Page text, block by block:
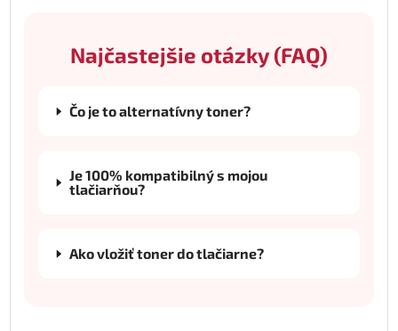
Najčastejšie otázky (FAQ)
Čo je to alternatívny toner?
Je 100% kompatibilný s mojou
tlačiarňou?
Ako vložiť toner do tlačiarne?